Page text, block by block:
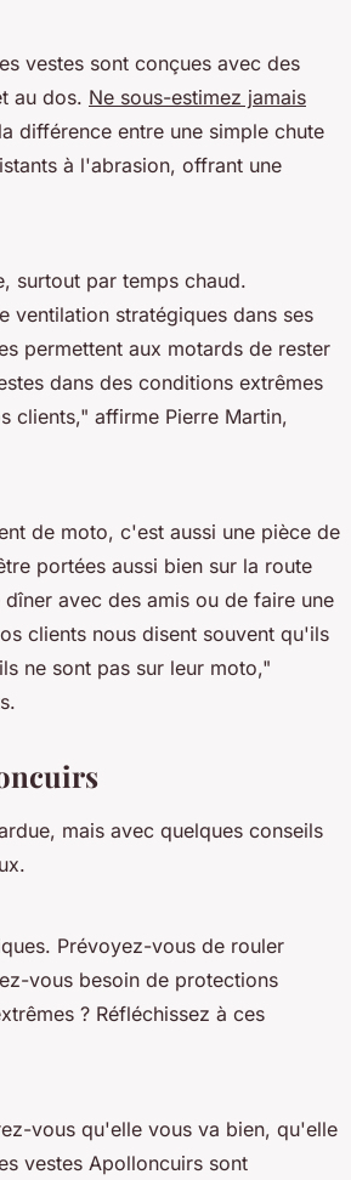
vestes sont conçues avec des
au dos. Ne sous-estimez jamais
différence entre une simple chute
à l'abrasion, offrant une
surtout par temps chaud.
ventilation stratégiques dans ses
permettent aux motards de rester
dans des conditions extrêmes
clients," affirme Pierre Martin,
de moto, c'est aussi une pièce de
portées aussi bien sur la route
avec des amis ou de faire une
clients nous disent souvent qu'ils
ne sont pas sur leur moto,"
mais avec quelques conseils
Prévoyez-vous de rouler
vous besoin de protections
? Réfléchissez à ces
vous qu'elle vous va bien, qu'elle
vestes Apolloncuirs sont